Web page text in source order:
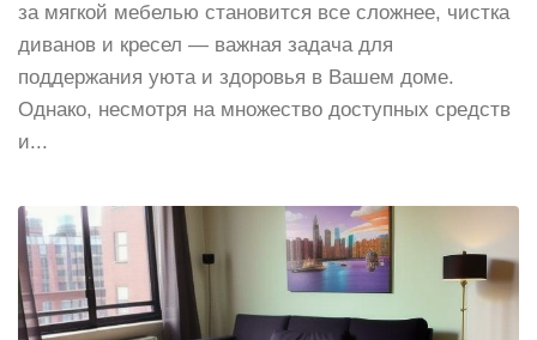
за мягкой мебелью становится все сложнее, чистка
диванов и кресел — важная задача для
поддержания уюта и здоровья в Вашем доме.
Однако, несмотря на множество доступных средств
и...